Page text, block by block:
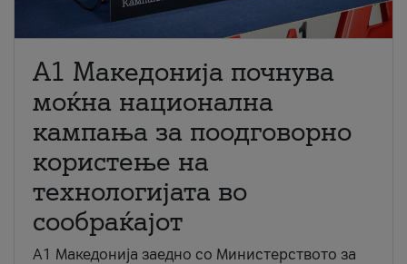
A1 Македонија почнува
моќна национална
кампања за поодговорно
користење на
технологијата во
сообраќајот
A1 Македонија заедно со Министерството за